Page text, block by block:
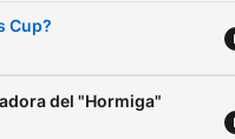
Cup?
del "Hormiga"